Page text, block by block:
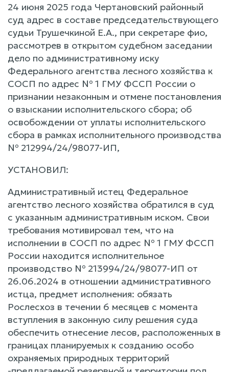
24 июня 2025 года Чертановский районный
суд адрес в составе председательствующего
судьи Трушечкиной Е.А., при секретаре фио,
рассмотрев в открытом судебном заседании
дело по административному иску
Федерального агентства лесного хозяйства к
СОСП по адрес № 1 ГМУ ФССП России о
признании незаконным и отмене постановления
о взыскании исполнительского сбора; об
освобождении от уплаты исполнительского
сбора в рамках исполнительного производства
№ 212994/24/98077-ИП,
УСТАНОВИЛ:
Административный истец Федеральное
агентство лесного хозяйства обратился в суд
с указанным административным иском. Свои
требования мотивировал тем, что на
исполнении в СОСП по адрес № 1 ГМУ ФССП
России находится исполнительное
производство № 213994/24/98077-ИП от
26.06.2024 в отношении административного
истца, предмет исполнения: обязать
Рослесхоз в течении 6 месяцев с момента
вступления в законную силу решения суда
обеспечить отнесение лесов, расположенных в
границах планируемых к созданию особо
охраняемых природных территорий